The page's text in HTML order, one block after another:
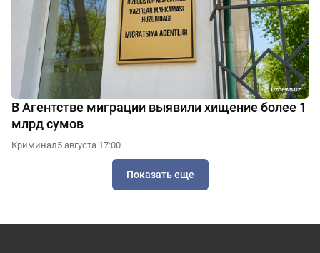
В Агентстве миграции выявили хищение более 1
млрд сумов
Криминал5 августа 17:00
Показать еще